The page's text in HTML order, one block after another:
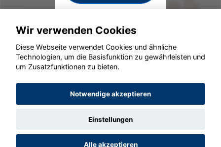
© konjunkturmotor.de GmbH 2020 - 2026
Wir verwenden Cookies
Diese Webseite verwendet Cookies und ähnliche
Technologien, um die Basisfunktion zu gewährleisten und
um Zusatzfunktionen zu bieten.
Notwendige akzeptieren
Einstellungen
Alle akzeptieren